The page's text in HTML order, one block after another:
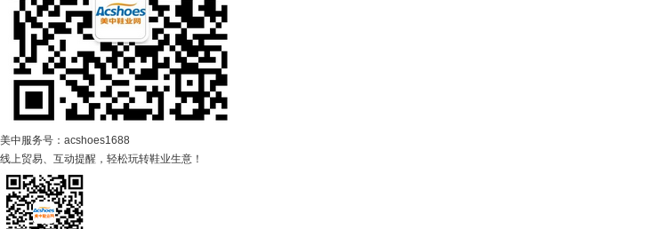
美中服务号：acshoes1688
线上贸易、互动提醒，轻松玩转鞋业生意！